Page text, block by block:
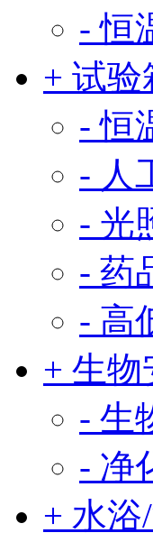
- 恒
+ 试验
- 恒
- 人
- 光
- 药
- 高
+ 生
- 生
- 净
+ 水浴